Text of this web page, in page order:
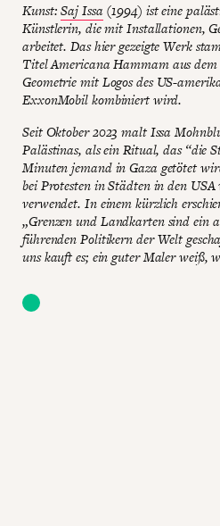
Kunst:Saj Issa (1994) ist eine
Künstlerin, die mit Installationen,
arbeitet. Das hier gezeigte Werk
Titel Americana Hammam aus
Geometrie mit Logos des US-
ExxonMobil kombiniert wird.
Seit Oktober 2023 malt Issa
Palästinas, als ein Ritual, das “die
Minuten jemand in Gaza getötet
bei Protesten in Städten in den
verwendet. In einem kürzlich
„Grenzen und Landkarten sind ein
führenden Politikern der Welt
uns kauft es; ein guter Maler weiß,